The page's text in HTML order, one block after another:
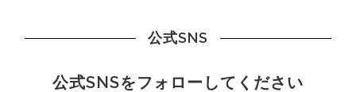
公式SNS
公式SNSをフォローしてください